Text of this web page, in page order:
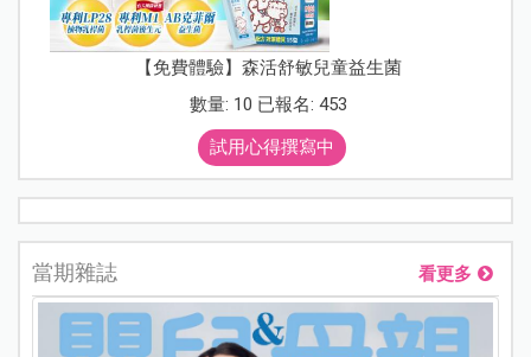
【免費體驗】森活舒敏兒童益生菌
數量: 10 已報名: 453
試用心得撰寫中
當期雜誌 看更多